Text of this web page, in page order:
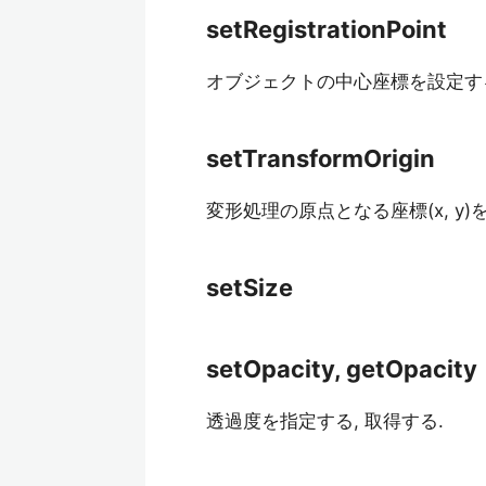
setRegistrationPoint
オブジェクトの中心座標を設定す
setTransformOrigin
変形処理の原点となる座標(x, y)
setSize
setOpacity, getOpacity
透過度を指定する, 取得する.